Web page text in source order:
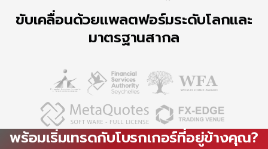
ขับเคลื่อนด้วยแพลตฟอร์มระดับโลกและ
มาตรฐานสากล
พร้อมเริ่มเทรดกับโบรกเกอร์ที่อยู่ข้างคุณ?